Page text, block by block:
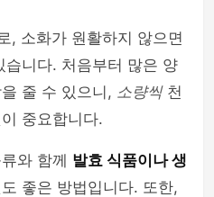
, 소화가 원활하지 않으면
니다. 처음부터 많은 양
줄 수 있으니, 소량씩천
중요합니다.
와 함께 발효 식품이나 생
좋은 방법입니다. 또한,